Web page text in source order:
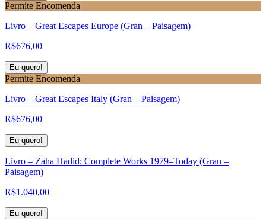
Permite Encomenda
Livro – Great Escapes Europe (Gran – Paisagem)
R$676,00
Eu quero!
Permite Encomenda
Livro – Great Escapes Italy (Gran – Paisagem)
R$676,00
Eu quero!
Livro – Zaha Hadid: Complete Works 1979–Today (Gran –
Paisagem)
R$1.040,00
Eu quero!